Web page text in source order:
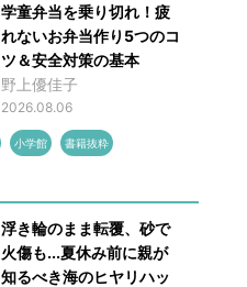
学童弁当を乗り切れ！疲
れないお弁当作り5つのコ
ツ＆安全対策の基本
野上優佳子
2026.08.06
小学館 書籍抜粋
浮き輪のまま転覆、砂で
火傷も...夏休み前に親が
知るべき海のヒヤリハッ